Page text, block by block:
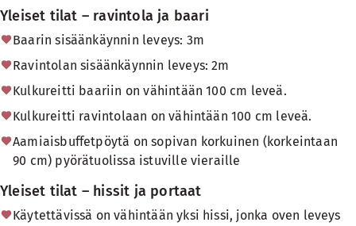
Yleiset tilat – ravintola ja baari
Baarin sisäänkäynnin leveys: 3m
Ravintolan sisäänkäynnin leveys: 2m
Kulkureitti baariin on vähintään 100 cm leveä.
Kulkureitti ravintolaan on vähintään 100 cm leveä.
Aamiaisbuffetpöytä on sopivan korkuinen (korkeintaan
90 cm) pyörätuolissa istuville vieraille
Yleiset tilat – hissit ja portaat
Käytettävissä on vähintään yksi hissi, jonka oven leveys